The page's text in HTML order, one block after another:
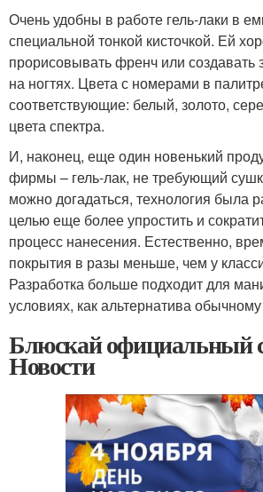
Очень удобны в работе гель-лаки в
специальной тонкой кисточкой. Ей
прорисовывать френч или создавать
на ногтях. Цвета с номерами в
соответствующие: белый, золото,
цвета спектра.
И, наконец, еще один новенький
фирмы – гель-лак, не требующий
можно догадаться, технология была
целью еще более упростить и
процесс нанесения. Естественно,
покрытия в разы меньше, чем у
Разработка больше подходит для
условиях, как альтернатива
Блюскай официальный
Новости